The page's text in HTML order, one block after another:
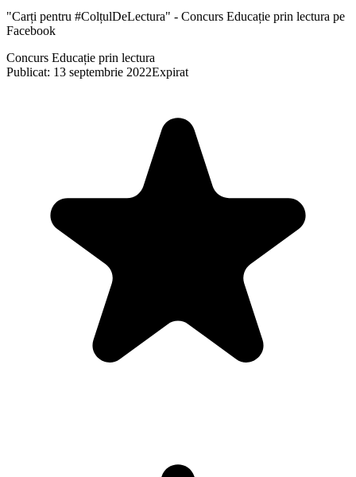
"Carți pentru #ColțulDeLectura" - Concurs Educație prin lectura pe
Facebook
Concurs Educație prin lectura
Publicat: 13 septembrie 2022Expirat